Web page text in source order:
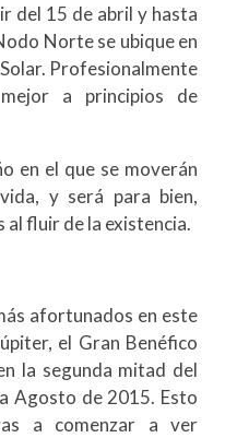
del 15 de abril y hasta
Norte se ubique en
Profesionalmente
a principios de
en el que se moverán
y será para bien,
al fluir de la existencia.
afortunados en este
el Gran Benéfico
la segunda mitad del
Agosto de 2015. Esto
a comenzar a ver